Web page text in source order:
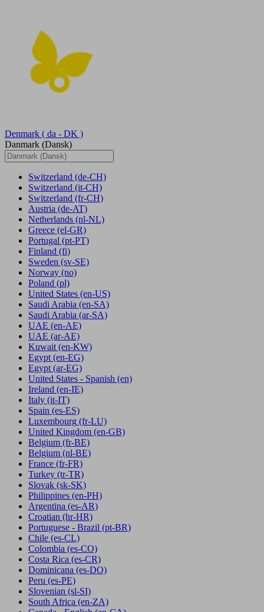
Denmark ( da - DK )
Danmark (Dansk)
Switzerland (de-CH)
Switzerland (it-CH)
Switzerland (fr-CH)
Austria (de-AT)
Netherlands (nl-NL)
Greece (el-GR)
Portugal (pt-PT)
Finland (fi)
Sweden (sv-SE)
Norway (no)
Poland (pl)
United States (en-US)
Saudi Arabia (en-SA)
Saudi Arabia (ar-SA)
UAE (en-AE)
UAE (ar-AE)
Kuwait (en-KW)
Egypt (en-EG)
Egypt (ar-EG)
United States - Spanish (en)
Ireland (en-IE)
Italy (it-IT)
Spain (es-ES)
Luxembourg (fr-LU)
United Kingdom (en-GB)
Belgium (fr-BE)
Belgium (nl-BE)
France (fr-FR)
Turkey (tr-TR)
Slovak (sk-SK)
Philippines (en-PH)
Argentina (es-AR)
Croatian (hr-HR)
Portuguese - Brazil (pt-BR)
Chile (es-CL)
Colombia (es-CO)
Costa Rica (es-CR)
Dominicana (es-DO)
Peru (es-PE)
Slovenian (sl-SI)
South Africa (en-ZA)